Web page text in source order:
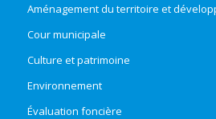
Aménagement du territoire et
Cour municipale
Culture et patrimoine
Environnement
Évaluation foncière